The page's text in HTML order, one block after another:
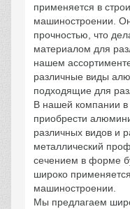
применяется в
машиностроении.
прочностью, что
материалом для
нашем
различные виды
подходящие для
В нашей компании
приобрести
различных видов и
металлический
сечением в форме
широко
машиностроении.
Мы предлагаем